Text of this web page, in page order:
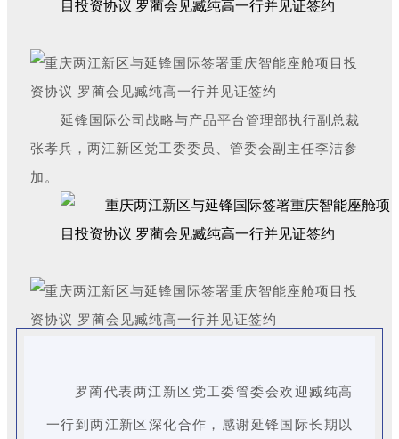
延锋国际公司战略与产品平台管理部执行副总裁
张孝兵，两江新区党工委委员、管委会副主任李洁参
加。
罗蔺代表两江新区党工委管委会欢迎臧纯高
一行到两江新区深化合作，感谢延锋国际长期以